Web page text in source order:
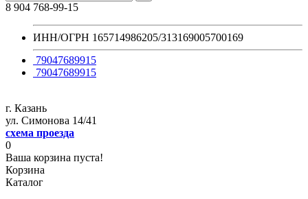
8 904 768-99-15
ИНН/ОГРН 165714986205/313169005700169
79047689915
79047689915
г. Казань
ул. Симонова 14/41
схема проезда
0
Ваша корзина пуста!
Корзина
Каталог